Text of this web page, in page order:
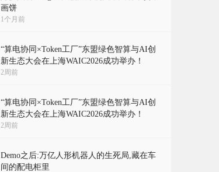
画饼
1个月前
“算电协同×Token工厂”东盟绿色智算与AI创
新生态大会在上海WAIC2026成功举办！
2周前
“算电协同×Token工厂”东盟绿色智算与AI创
新生态大会在上海WAIC2026成功举办！
2周前
Demo之后:万亿人形机器人的生死局,藏在车
间的配电柜里